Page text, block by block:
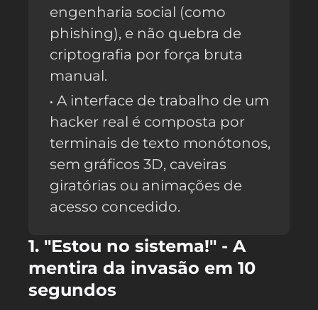
engenharia social (como
phishing), e não quebra de
criptografia por força bruta
manual.
A interface de trabalho de um
hacker real é composta por
terminais de texto monótonos,
sem gráficos 3D, caveiras
giratórias ou animações de
acesso concedido.
1. "Estou no sistema!" - A
mentira da invasão em 10
segundos